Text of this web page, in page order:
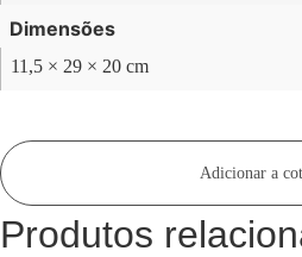
Dimensões
11,5 × 29 × 20 cm
Adicionar a
Produtos